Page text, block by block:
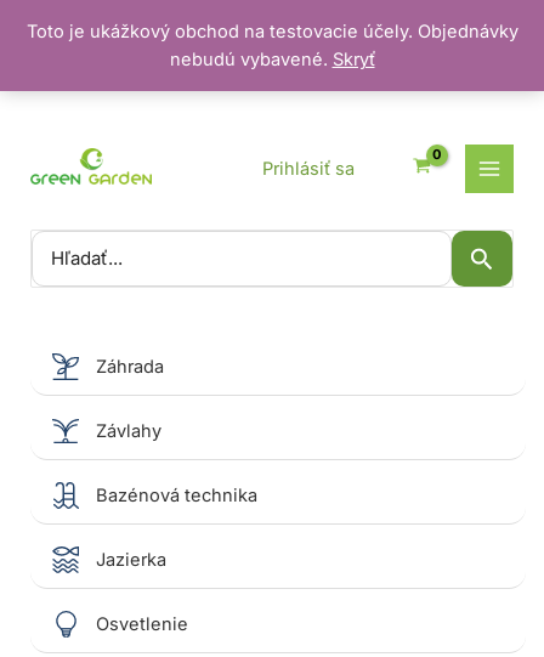
Toto je ukážkový obchod na testovacie účely. Objednávky
nebudú vybavené. Skryť
Vyhľadať:
Prihlásiť sa
Záhrada
Závlahy
Bazénová technika
Jazierka
Osvetlenie